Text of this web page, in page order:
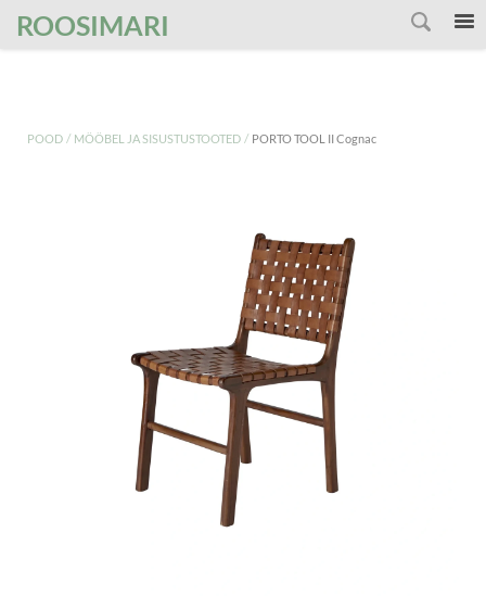
ROOSIMARI
POOD / MÖÖBEL JA SISUSTUSTOOTED / PORTO TOOL II Cognac